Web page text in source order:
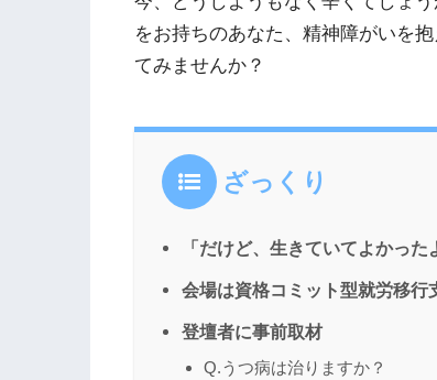
をお持ちのあなた、精神障がいを
てみませんか？
ざっくり
「だけど、生きていてよかっ
会場は資格コミット型就労移行
登壇者に事前取材
Q.うつ病は治りますか？